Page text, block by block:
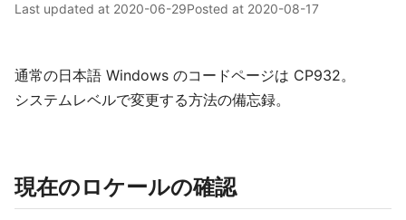
Last updated at 2020-06-29Posted at 2020-08-17
通常の日本語 Windows のコードページは CP932。
システムレベルで変更する方法の備忘録。
現在のロケールの確認